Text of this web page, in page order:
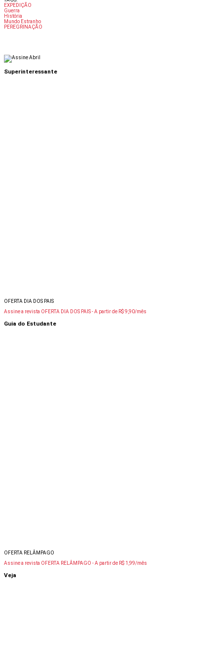
EXPEDIÇÃO
Guerra
História
Mundo Estranho
PEREGRINAÇÃO
Superinteressante
OFERTA DIA DOS PAIS
Assine a revista OFERTA DIA DOS PAIS -A partir de R$ 9,90/mês
Guia do Estudante
OFERTA RELÂMPAGO
Assine a revista OFERTA RELÂMPAGO -A partir de R$ 1,99/mês
Veja